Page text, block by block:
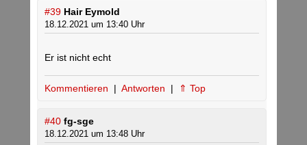
#39 Hair Eymold
18.12.2021 um 13:40 Uhr
Er ist nicht echt
Kommentieren | Antworten | ⇑ Top
#40 fg-sge
18.12.2021 um 13:48 Uhr